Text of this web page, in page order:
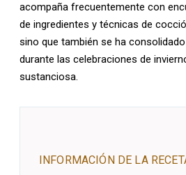
acompaña frecuentemente con
de ingredientes y técnicas de
sino que también se ha
durante las celebraciones de
sustanciosa.
INFORMACIÓN DE LA